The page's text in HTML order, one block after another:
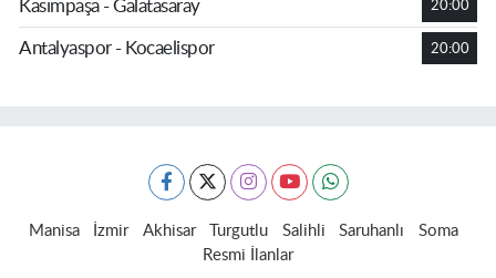
Kasımpaşa - Galatasaray 20:00
Antalyaspor - Kocaelispor 20:00
Manisa İzmir Akhisar Turgutlu Salihli Saruhanlı
Soma
Resmi İlanlar